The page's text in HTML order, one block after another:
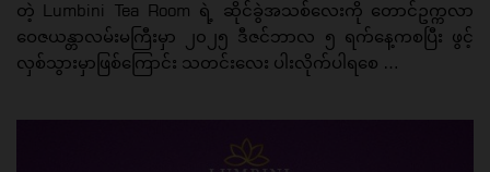
တဲ့ Lumbini Tea Room ရဲ့
ဆိုင်ခွဲအသစ်လေးကို တောင်ဥက္ကလာ
ဝေဇယန္တာလမ်းမကြီးမှာ ၂၀၂၅ ဒီဇင်ဘာလ ၅ ရက်နေ့ကစပြီး ဖွင့်
လှစ်သွားမှာဖြစ်ကြောင်း သတင်းလေး ပါးလိုက်ပါရစေ …